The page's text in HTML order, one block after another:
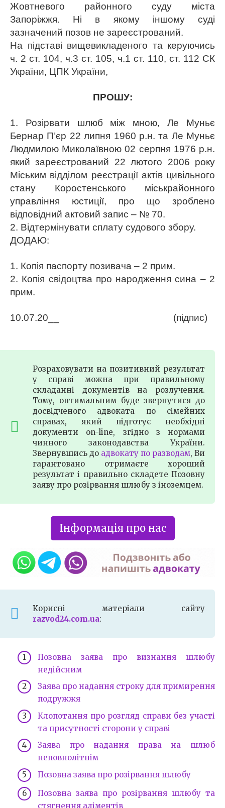
Жовтневого районного суду міста
Запоріжжя. Ні в якому іншому суді
зазначений позов не зареєстрований.
На підставі вищевикладеного та керуючись
ч. 2 ст. 104, ч.3 ст. 105, ч.1 ст. 110, ст. 112 СК
України, ЦПК України,
ПРОШУ:
1. Розірвати шлюб між мною, Ле Муньє
Бернар П’єр 22 липня 1960 р.н. та Ле Муньє
Людмилою Миколаївною 02 серпня 1976 р.н.
який зареєстрований 22 лютого 2006 року
Міським відділом реєстрації актів цивільного
стану Коростенського міськрайонного
управління юстиції, про що зроблено
відповідний актовий запис – № 70.
2. Відтермінувати сплату судового збору.
ДОДАЮ:
1. Копія паспорту позивача – 2 прим.
2. Копія свідоцтва про народження сина – 2
прим.
10.07.20__ (підпис)
Розраховувати на позитивний результат
у справі можна при правильному
складанні документів на розлучення.
Тому, оптимальним буде звернутися до
досвідченого адвоката по сімейних
справах, який підготує необхідні
документи on-line, згідно з нормами
чинного законодавства України.
Звернувшись до адвокату по разводам, Ви
гарантовано отримаєте хороший
результат і правильно складете Позовну
заяву про розірвання шлюбу з іноземцем.
Інформація про нас
Корисні матеріали сайту
razvod24.com.ua:
Позовна заява про визнання шлюбу
недійсним
Заява про надання строку для примирення
подружжя
Клопотання про розгляд справи без участі
та присутності сторони у справі
Заява про надання права на шлюб
неповнолітнім
Позовна заява про розірвання шлюбу
Позовна заява про розірвання шлюбу та
стягнення аліментів